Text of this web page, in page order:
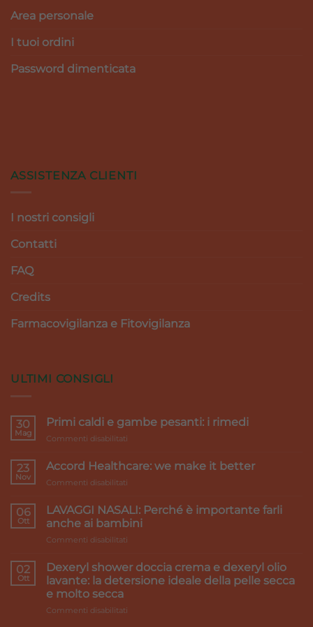
Area personale
I tuoi ordini
Password dimenticata
ASSISTENZA CLIENTI
I nostri consigli
Contatti
FAQ
Credits
Farmacovigilanza e Fitovigilanza
ULTIMI CONSIGLI
30
Mag
Primi caldi e gambe pesanti: i rimedi
Commenti disabilitati
caldi
i
rimedi
23
Nov
Accord Healthcare: we make it better
Commenti disabilitati
Healthcare:
we
make
06
Ott
LAVAGGI NASALI: Perché è importante farli
anche ai bambini
Commenti disabilitati
NASALI:
Perché
è
02
Ott
Dexeryl shower doccia crema e dexeryl olio
lavante: la detersione ideale della pelle secca
e molto secca
Commenti disabilitati